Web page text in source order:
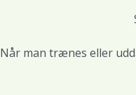
Når man trænes eller